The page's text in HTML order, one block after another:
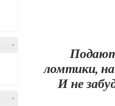
-
-
Подают
ломтики,
И не